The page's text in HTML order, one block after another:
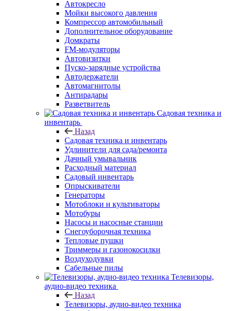
Автокресло
Мойки высокого давления
Компрессор автомобильный
Дополнительное оборудование
Домкраты
FM-модуляторы
Автовизитки
Пуско-зарядные устройства
Автодержатели
Автомагнитолы
Антирадары
Разветвитель
Садовая техника и
инвентарь
Назад
Садовая техника и инвентарь
Удлинители для сада/ремонта
Дачный умывальник
Расходный материал
Садовый инвентарь
Опрыскиватели
Генераторы
Мотоблоки и культиваторы
Мотобуры
Насосы и насосные станции
Снегоуборочная техника
Тепловые пушки
Триммеры и газонокосилки
Воздуходувки
Сабельные пилы
Телевизоры,
аудио-видео техника
Назад
Телевизоры, аудио-видео техника